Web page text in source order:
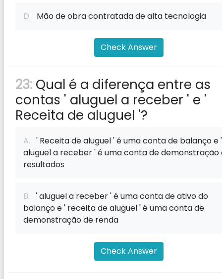
D. Mão de obra contratada de alta tecnologia
Check Answer
23: Qual é a diferença entre as
contas ' aluguel a receber ' e '
Receita de aluguel '?
A. ' Receita de aluguel ' é uma conta de balanço e '
aluguel a receber ' é uma conta de demonstração
resultados
B. ' aluguel a receber ' é uma conta de ativo do
balanço e ' receita de aluguel ' é uma conta de
demonstração de renda
Check Answer